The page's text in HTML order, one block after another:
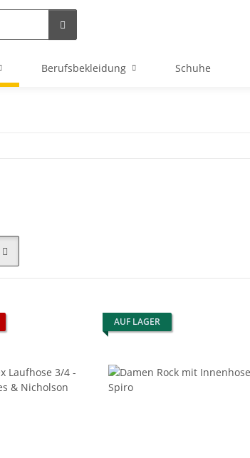
Berufsbekleidung Schuhe
AUF LAGER